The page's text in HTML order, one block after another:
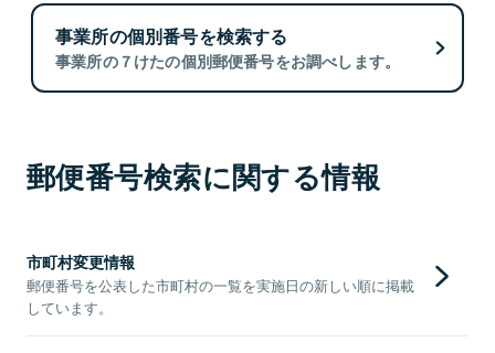
事業所の個別番号を検索する
事業所の７けたの個別郵便番号をお調べします。
郵便番号検索に関する情報
市町村変更情報
郵便番号を公表した市町村の一覧を実施日の新しい順に掲載
しています。